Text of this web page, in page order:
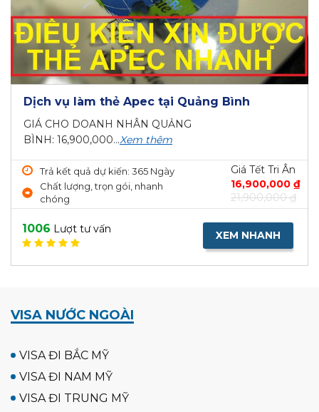
Dịch vụ làm thẻ Apec tại Quảng Bình
GIÁ CHO DOANH NHÂN QUẢNG
BÌNH: 16,900,000...Xem thêm
Trả kết quả dự kiến: 365 Ngày
Chất lượng, trọn gói, nhanh
chóng
Giá Tết Tri Ân
16,900,000 ₫
21,900,000 ₫
1006 Lượt tư vấn XEM NHANH
VISA NƯỚC NGOÀI
VISA ĐI BẮC MỸ
VISA ĐI NAM MỸ
VISA ĐI TRUNG MỸ